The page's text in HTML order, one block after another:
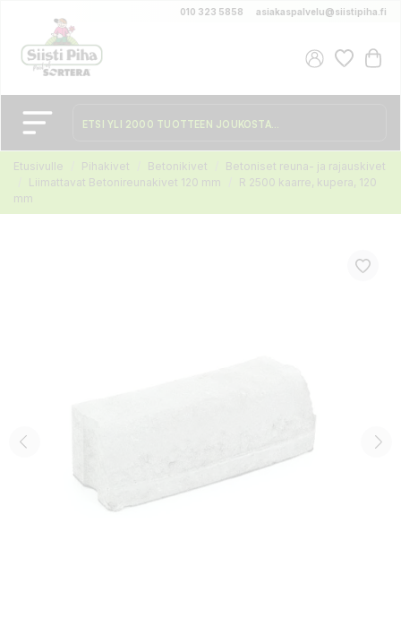
010 323 5858 asiakaspalvelu@siistipiha.fi
Etusivulle Pihakivet Betonikivet
Betoniset reuna- ja rajauskivet
Liimattavat Betonireunakivet 120 mm
R 2500 kaarre, kupera, 120
mm